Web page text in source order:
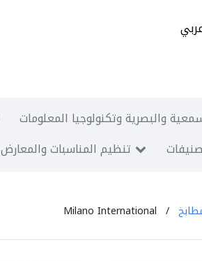
والبصرية وتكنولوجيا المعلومات
تنظيم المناسبات والمعارض
Milano International